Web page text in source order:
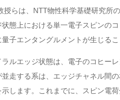
らは、NTT物性科学基礎研究所
態上における単一電子スピンの
子エンタングルメントが生じる
ルエッジ状態は、電子のコヒー
走する系は、エッジチャネル間
します。これまでに、スピン電